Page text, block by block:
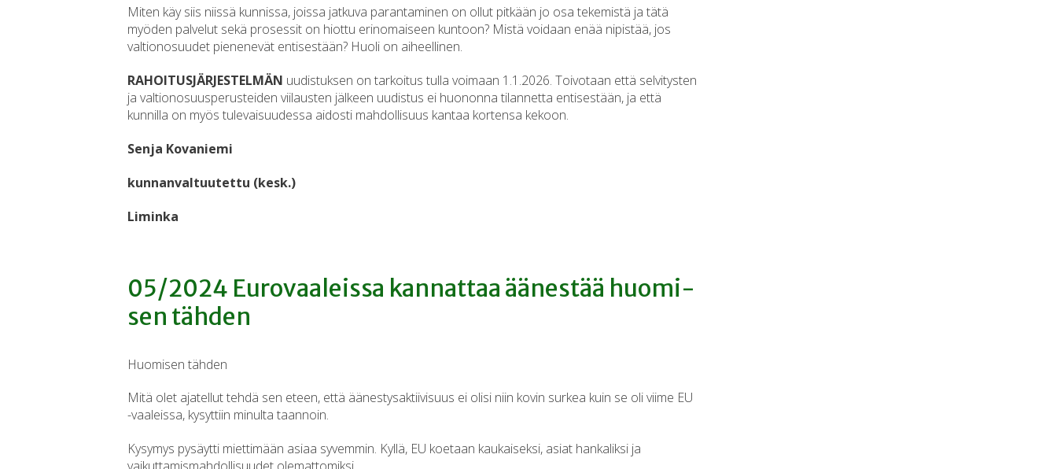
Miten käy siis niissä kunnissa, joissa jatkuva parantaminen on ollut pitkään jo osa tekemistä ja tätä
myöden palvelut sekä prosessit on hiottu erinomaiseen kuntoon? Mistä voidaan enää nipistää, jos
valtionosuudet pienenevät entisestään? Huoli on aiheellinen.
RAHOITUSJÄRJESTELMÄN uudistuksen on tarkoitus tulla voimaan 1.1.2026. Toivotaan että selvitysten
ja valtionosuusperusteiden viilausten jälkeen uudistus ei huononna tilannetta entisestään, ja että
kunnilla on myös tulevaisuudessa aidosti mahdollisuus kantaa kortensa kekoon.
Senja Kovaniemi
kunnanvaltuutettu (kesk.)
Liminka
05/2024 Eu­ro­vaa­leis­sa kan­nat­taa ää­nes­tää huo­mi­
sen tähden
Huomisen tähden
Mitä olet ajatellut tehdä sen eteen, että äänestysaktiivisuus ei olisi niin kovin surkea kuin se oli viime EU
-vaaleissa, kysyttiin minulta taannoin.
Kysymys pysäytti miettimään asiaa syvemmin. Kyllä, EU koetaan kaukaiseksi, asiat hankaliksi ja